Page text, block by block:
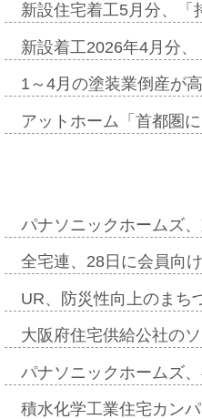
新設住宅着工5月分、
新設着工2026年4月分
1～4月の塗装業倒産が
アットホーム「首都圏
パナソニックホームズ
全宅連、28日に会員向
UR、防災性向上のま
大阪府住宅供給公社の
パナソニックホームズ
積水化学工業住宅カン